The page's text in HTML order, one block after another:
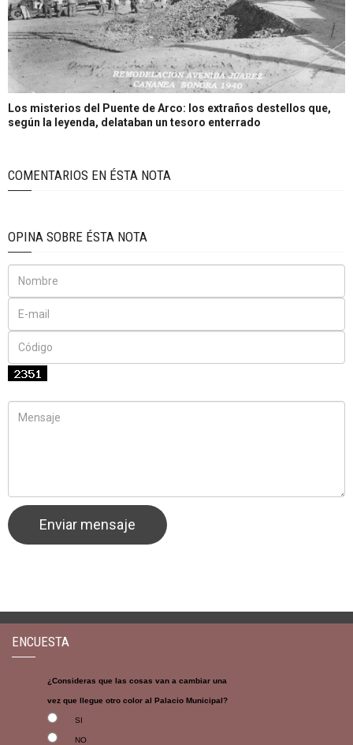
Los misterios del Puente de Arco: los extraños destellos que,
según la leyenda, delataban un tesoro enterrado
COMENTARIOS EN ÉSTA NOTA
OPINA SOBRE ÉSTA NOTA
ENCUESTA
¿Consideras que las cosas van a cambiar una
vez que llegue otro color al Palacio Municipal?
SI
NO